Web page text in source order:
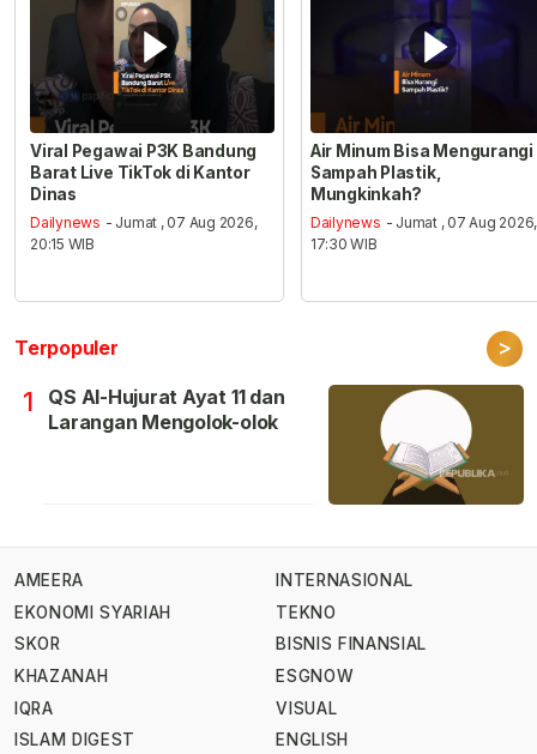
Viral Pegawai P3K Bandung
Barat Live TikTok di Kantor
Dinas
Dailynews - Jumat , 07 Aug 2026,
20:15 WIB
Air Minum Bisa Mengurangi
Sampah Plastik,
Mungkinkah?
Dailynews - Jumat , 07 Aug 2026,
17:30 WIB
Terpopuler >
1
QS Al-Hujurat Ayat 11 dan
Larangan Mengolok-olok
AMEERA
EKONOMI SYARIAH
SKOR
KHAZANAH
IQRA
ISLAM DIGEST
INTERNASIONAL
TEKNO
BISNIS FINANSIAL
ESGNOW
VISUAL
ENGLISH